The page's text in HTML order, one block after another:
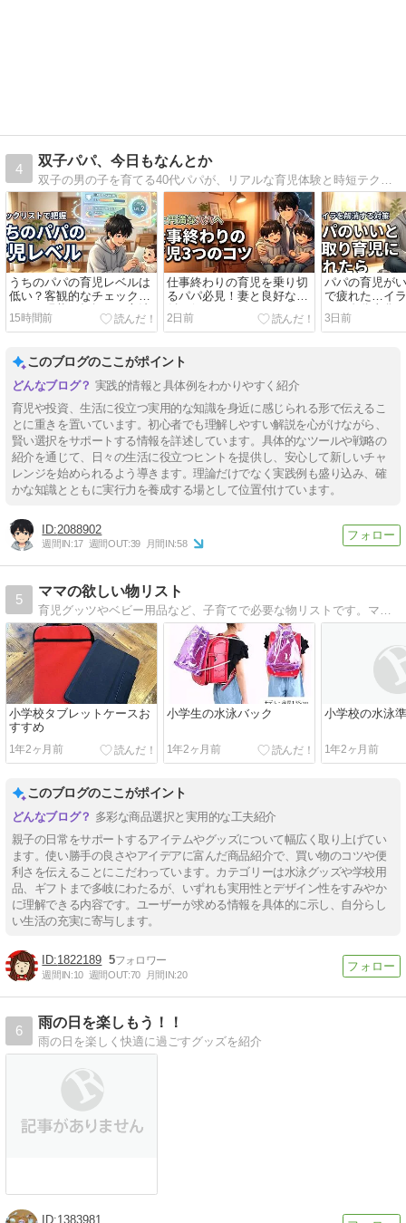
4
双子パパ、今日もなんとか
うちのパパの育児レベルは
低い？客観的なチェックリ
ストで現状を把握する方法
15時間前
仕事終わりの育児を乗り切
るパパ必見！妻と良好な関
係を保つ3つのコツとは？
2日前
パパの育児が
で疲れた…イ
して自分事化
善策
3日前
このブログのここがポイント
実践的情報と具体例をわかりやすく紹介
育児や投資、生活に役立つ実用的な知識を身近に感じられる形で伝えるこ
とに重きを置いています。初心者でも理解しやすい解説を心がけながら、
賢い選択をサポートする情報を詳述しています。具体的なツールや戦略の
紹介を通じて、日々の生活に役立つヒントを提供し、安心して新しいチャ
レンジを始められるよう導きます。理論だけでなく実践例も盛り込み、確
かな知識とともに実行力を養成する場として位置付けています。
2088902
週間IN:17 週間OUT:39 月間IN:58
5
ママの欲しい物リスト
育児グッツやベビー用品など、子育てで必要な物リストです。ママが欲しい便利なものおススメなものを書いていきます。
小学校タブレットケースお
すすめ
1年2ヶ月前
小学生の水泳バック
1年2ヶ月前
小学校の水泳
1年2ヶ月前
このブログのここがポイント
多彩な商品選択と実用的な工夫紹介
親子の日常をサポートするアイテムやグッズについて幅広く取り上げてい
ます。使い勝手の良さやアイデアに富んだ商品紹介で、買い物のコツや便
利さを伝えることにこだわっています。カテゴリーは水泳グッズや学校用
品、ギフトまで多岐にわたるが、いずれも実用性とデザイン性をすみやか
に理解できる内容です。ユーザーが求める情報を具体的に示し、自分らし
い生活の充実に寄与します。
1822189 5
週間IN:10 週間OUT:70 月間IN:20
6
雨の日を楽しもう！！
雨の日を楽しく快適に過ごすグッズを紹介
1383981